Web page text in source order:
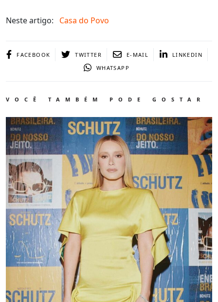
Neste artigo: Casa do Povo
FACEBOOK TWITTER E-MAIL
LINKEDIN
WHATSAPP
VOCÊ TAMBÉM PODE GOSTAR